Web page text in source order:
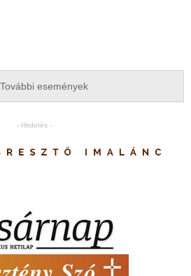
További események
- Hirdetés -